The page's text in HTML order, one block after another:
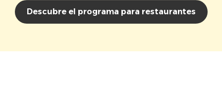
Descubre el programa para restaurantes